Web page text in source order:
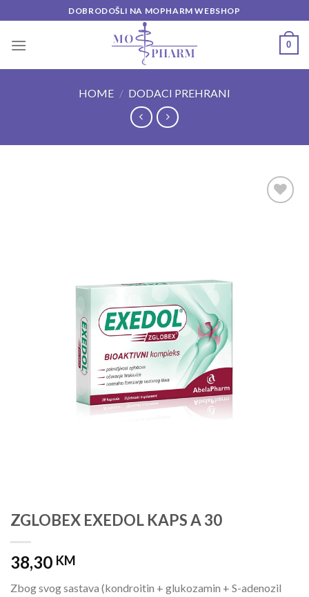
to
content
DOBRODOŠLI NA MOPHARM WEBSHOP
0
HOME / DODACI PREHRANI
ZGLOBEX EXEDOL KAPS A 30
38,30 KM
Zbog svog sastava (kondroitin + glukozamin + S-adenozil